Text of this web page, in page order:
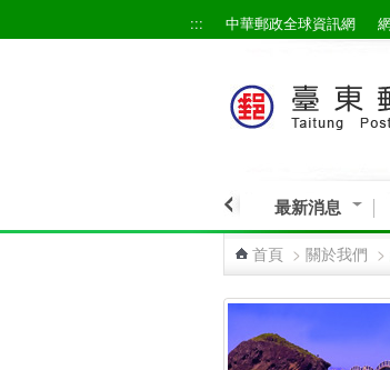
::: 中華郵政全球資訊網
最新消息
首頁 > 關於我們 >